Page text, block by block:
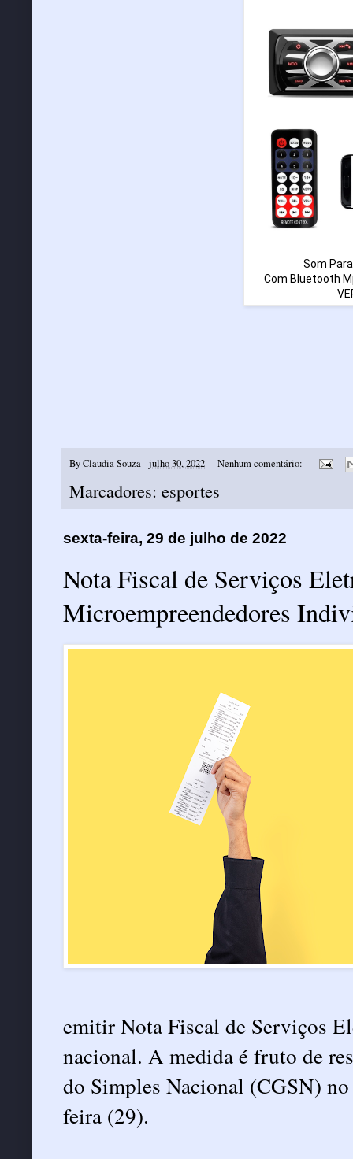
Som
Com Bluetooth
ByClaudia Souza-julho 30, 2022 Nenhum comentário:
Marcadores: esportes
sexta-feira, 29 de julho de 2022
Nota Fiscal de Serviços
Microempreendedores
emitir Nota Fiscal de Serviços
nacional. A medida é fruto de
do Simples Nacional (CGSN)
feira (29).